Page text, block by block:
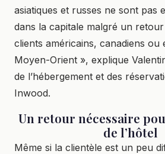
asiatiques et russes ne sont pas
dans la capitale malgré un
clients américains, canadiens ou
Moyen-Orient », explique
de l’hébergement et des
Inwood.
Un retour nécessaire
de l’hôtel
Même si la clientèle est un peu